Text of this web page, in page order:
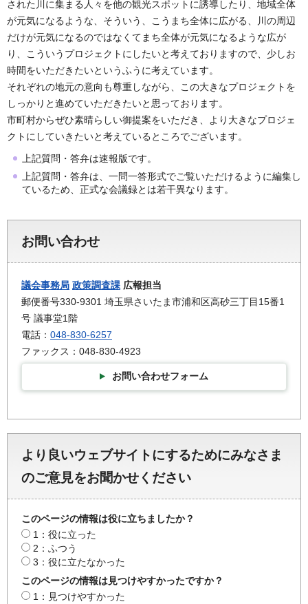
された川に集まる人々を他の観光スポットに誘導したり、地域全体
が元気になるような、そういう、こうまち全体に広がる、川の周辺
だけが元気になるのではなくてまち全体が元気になるような広が
り、こういうプロジェクトにしたいと考えておりますので、少しお
時間をいただきたいというふうに考えています。
それぞれの地元の意向も尊重しながら、この大きなプロジェクトを
しっかりと進めていただきたいと思っております。
市町村からぜひ素晴らしい御提案をいただき、より大きなプロジェ
クトにしていきたいと考えているところでございます。
上記質問・答弁は速報版です。
上記質問・答弁は、一問一答形式でご覧いただけるように編集し
ているため、正式な会議録とは若干異なります。
お問い合わせ
議会事務局 政策調査課 広報担当
郵便番号330-9301 埼玉県さいたま市浦和区高砂三丁目15番1
号 議事堂1階
電話： 048-830-6257
ファックス：048-830-4923
お問い合わせフォーム
より良いウェブサイトにするためにみなさま
のご意見をお聞かせください
このページの情報は役に立ちましたか？
1：役に立った
2：ふつう
3：役に立たなかった
このページの情報は見つけやすかったですか？
1：見つけやすかった